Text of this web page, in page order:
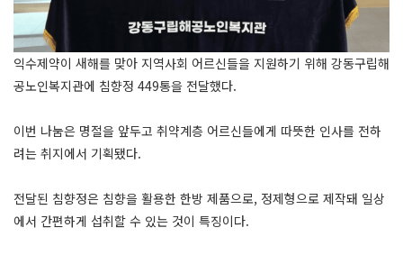
익수제약이 새해를 맞아 지역사회 어르신들을 지원하기 위해 강동구립해
공노인복지관에 침향정 449통을 전달했다.
이번 나눔은 명절을 앞두고 취약계층 어르신들에게 따뜻한 인사를 전하
려는 취지에서 기획됐다.
전달된 침향정은 침향을 활용한 한방 제품으로, 정제형으로 제작돼 일상
에서 간편하게 섭취할 수 있는 것이 특징이다.